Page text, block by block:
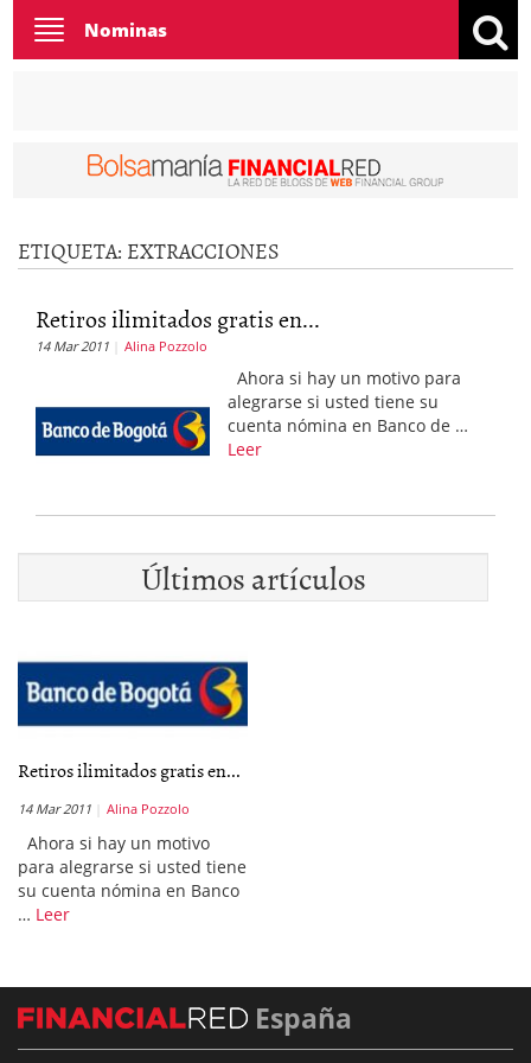
Toggle
navigation
Nominas
ETIQUETA: EXTRACCIONES
Retiros ilimitados gratis en...
14 Mar 2011 Alina Pozzolo
Ahora si hay un motivo para
alegrarse si usted tiene su
cuenta nómina en Banco de …
Leer
Últimos artículos
Retiros ilimitados gratis en...
14 Mar 2011 Alina Pozzolo
Ahora si hay un motivo
para alegrarse si usted tiene
su cuenta nómina en Banco
… Leer
España